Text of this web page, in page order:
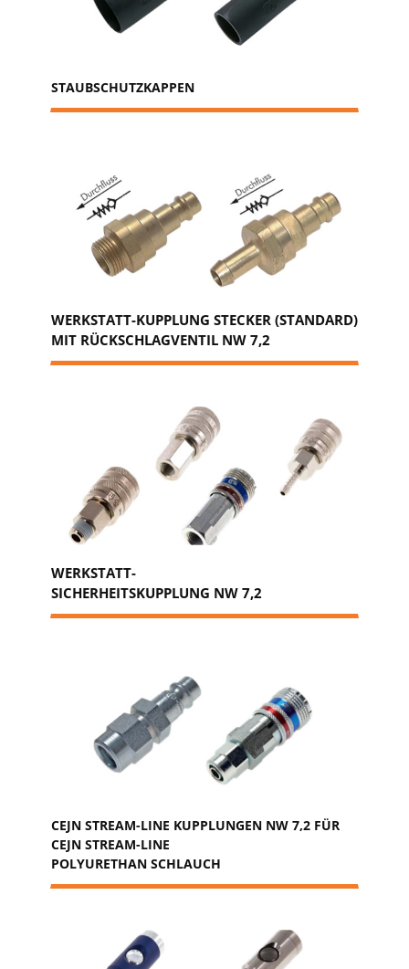
STAUBSCHUTZKAPPEN
WERKSTATT-KUPPLUNG STECKER (STANDARD)
MIT RÜCKSCHLAGVENTIL NW 7,2
WERKSTATT-
SICHERHEITSKUPPLUNG NW 7,2
CEJN STREAM-LINE KUPPLUNGEN NW 7,2 FÜR
CEJN STREAM-LINE
POLYURETHAN SCHLAUCH